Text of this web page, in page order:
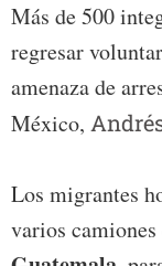
Más de 500
regresar
amenaza de
México,
Los migrantes
varios camiones